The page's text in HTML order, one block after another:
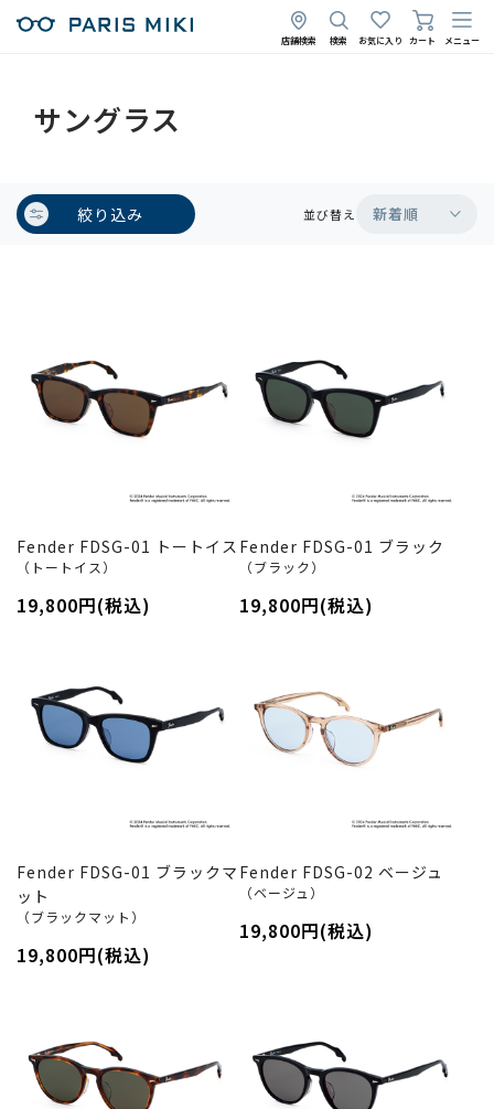
店舗検索 検索 お気に入り カート メニュー
サングラス
絞り込み 並び替え 新着順
Fender FDSG-01 トートイス
（トートイス）
19,800円(税込)
Fender FDSG-01 ブラック
（ブラック）
19,800円(税込)
Fender FDSG-01 ブラックマ
ット
（ブラックマット）
19,800円(税込)
Fender FDSG-02 ベージュ
（ベージュ）
19,800円(税込)